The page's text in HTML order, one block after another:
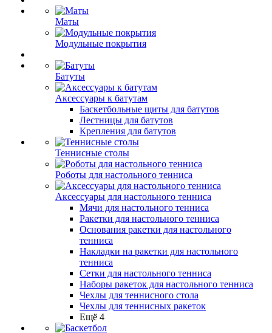
Маты
Модульные покрытия
Батуты
Аксессуары к батутам
Баскетбольные щиты для батутов
Лестницы для батутов
Крепления для батутов
Теннисные столы
Роботы для настольного тенниса
Аксессуары для настольного тенниса
Мячи для настольного тенниса
Ракетки для настольного тенниса
Основания ракетки для настольного
тенниса
Накладки на ракетки для настольного
тенниса
Сетки для настольного тенниса
Наборы ракеток для настольного тенниса
Чехлы для теннисного стола
Чехлы для теннисных ракеток
Ещё 4